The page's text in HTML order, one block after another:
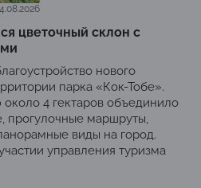
цветочный склон с
нового
парка «Кок-Тобе».
4 гектаров объединило
прогулочные маршруты,
виды на город.
управления туризма